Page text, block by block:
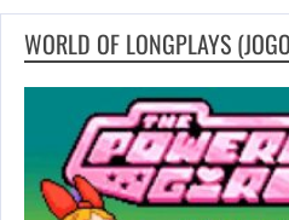
WORLD OF LONGPLAYS